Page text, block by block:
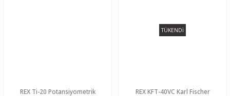
REX Ti-20 Potansiyometrik
TÜKENDİ
REX KFT-40VC Karl Fischer